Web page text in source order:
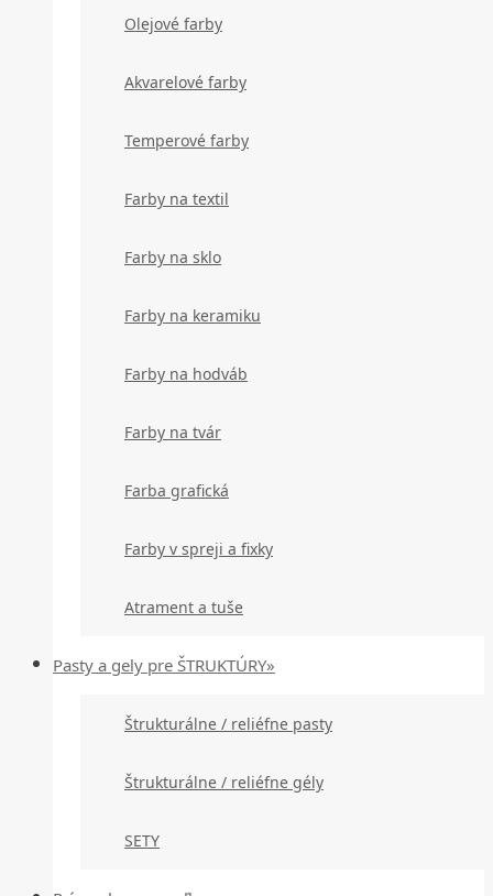
Olejové farby
Akvarelové farby
Temperové farby
Farby na textil
Farby na sklo
Farby na keramiku
Farby na hodváb
Farby na tvár
Farba grafická
Farby v spreji a fixky
Atrament a tuše
Pasty a gely pre ŠTRUKTÚRY»
Štrukturálne / reliéfne pasty
Štrukturálne / reliéfne gély
SETY